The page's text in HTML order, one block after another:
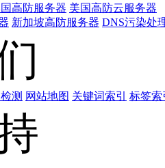
高防服务器 美国高防云服务器
新加坡高防服务器 DNS污染处
测 网站地图 关键词索引 标签索